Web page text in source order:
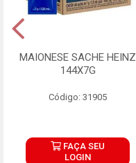
MAIONESE SACHE HEINZ
144X7G
Código: 31905
FAÇA SEU
LOGIN